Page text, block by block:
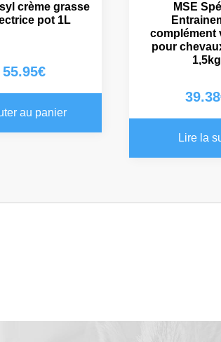
crème grasse
pot 1L
55.95€
au panier
MSE
complément
pour
1,5kg
39.38
Lire la